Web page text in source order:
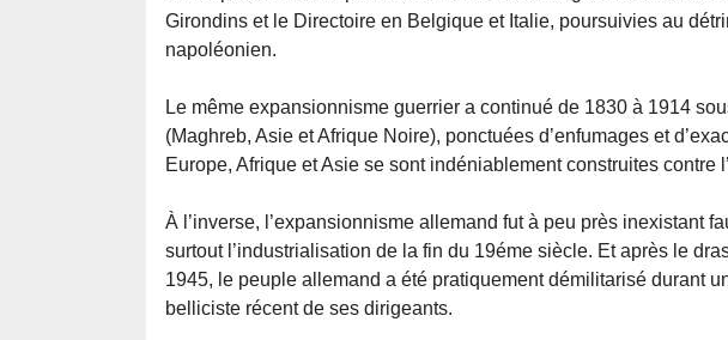
Girondins et le Directoire en Belgique et Italie, poursuivies au
napoléonien.
Le même expansionnisme guerrier a continué de 1830 à 1914
(Maghreb, Asie et Afrique Noire), ponctuées d’enfumages et
Europe, Afrique et Asie se sont indéniablement construites contre
À l’inverse, l’expansionnisme allemand fut à peu près inexistant
surtout l’industrialisation de la fin du 19éme siècle. Et après le
1945, le peuple allemand a été pratiquement démilitarisé durant
belliciste récent de ses dirigeants.